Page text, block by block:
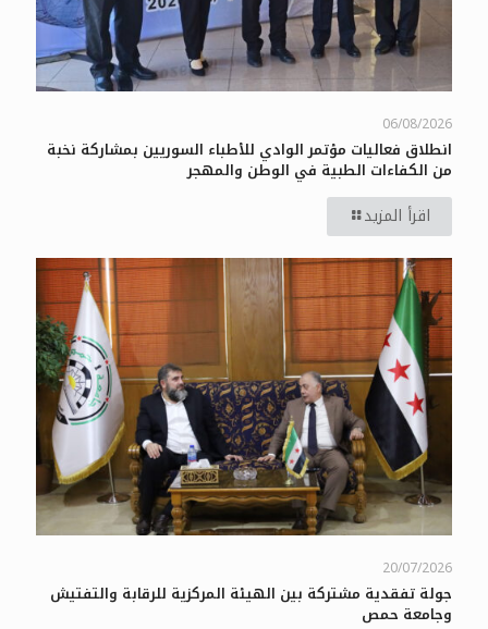
06/08/2026
انطلاق فعاليات مؤتمر الوادي للأطباء السوريين بمشاركة نخبة
من الكفاءات الطبية في الوطن والمهجر
اقرأ المزيد
20/07/2026
جولة تفقدية مشتركة بين الهيئة المركزية للرقابة والتفتيش
وجامعة حمص